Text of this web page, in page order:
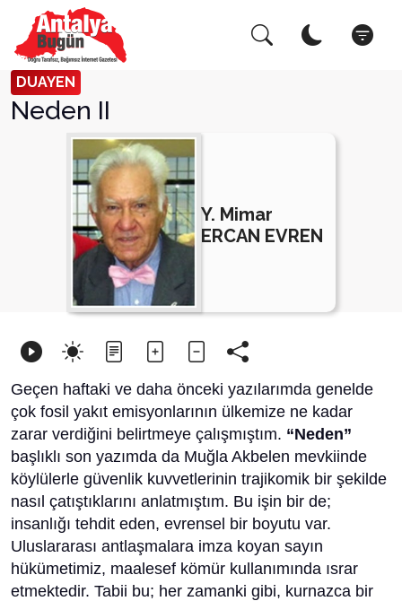
DUAYEN
Neden II
Y. Mimar
ERCAN EVREN
Geçen haftaki ve daha önceki yazılarımda genelde
çok fosil yakıt emisyonlarının ülkemize ne kadar
zarar verdiğini belirtmeye çalışmıştım. “Neden”
başlıklı son yazımda da Muğla Akbelen mevkiinde
köylülerle güvenlik kuvvetlerinin trajikomik bir şekilde
nasıl çatıştıklarını anlatmıştım. Bu işin bir de;
insanlığı tehdit eden, evrensel bir boyutu var.
Uluslararası antlaşmalara imza koyan sayın
hükümetimiz, maalesef kömür kullanımında ısrar
etmektedir. Tabii bu; her zamanki gibi, kurnazca bir
Arama Yap!